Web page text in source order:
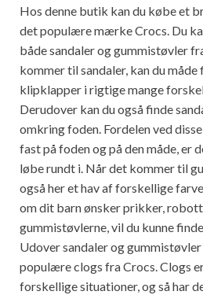
Hos denne butik kan du købe et
det populære mærke Crocs. Du
både sandaler og gummistøvler
kommer til sandaler, kan du
klipklapper i rigtige mange
Derudover kan du også finde
omkring foden. Fordelen ved
fast på foden og på den måde, er
løbe rundt i. Når det kommer til
også her et hav af forskellige
om dit barn ønsker prikker,
gummistøvlerne, vil du kunne
Udover sandaler og
populære clogs fra Crocs. Clogs
forskellige situationer, og så har